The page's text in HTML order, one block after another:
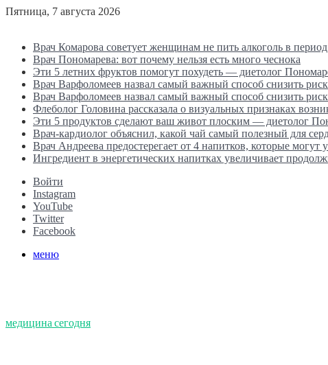
Пятница, 7 августа 2026
Врач Комарова советует женщинам не пить алкоголь в
Врач Пономарева: вот почему нельзя есть много чеснока
Эти 5 летних фруктов помогут похудеть — диетолог
Врач Варфоломеев назвал самый важный способ снизить
Врач Варфоломеев назвал самый важный способ снизить
Флеболог Головина рассказала о визуальных признаках
Эти 5 продуктов сделают ваш живот плоским — диетолог
Врач-кардиолог объяснил, какой чай самый полезный для
Врач Андреева предостерегает от 4 напитков, которые могут
Ингредиент в энергетических напитках увеличивает
Войти
Instagram
YouTube
Twitter
Facebook
меню
медицина сегодня